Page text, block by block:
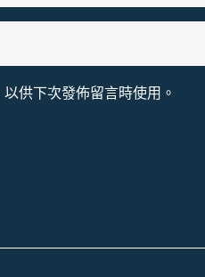
供下次發佈留言時使用。